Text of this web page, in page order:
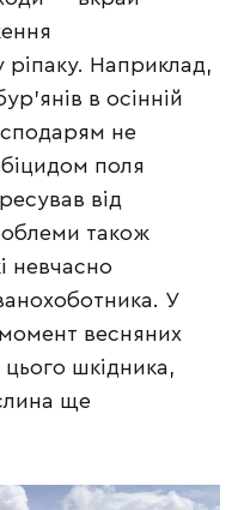
ріпаку. Наприклад,
в осінній
не
поля
від
також
невчасно
У
момент весняних
шкідника,
ще